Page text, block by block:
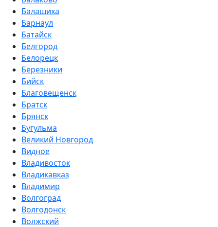
Балашиха
Барнаул
Батайск
Белгород
Белорецк
Березники
Бийск
Благовещенск
Братск
Брянск
Бугульма
Великий Новгород
Видное
Владивосток
Владикавказ
Владимир
Волгоград
Волгодонск
Волжский